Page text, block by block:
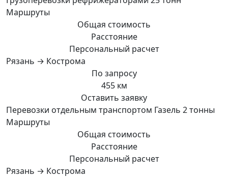
Маршруты
Общая стоимость
Расстояние
Персональный расчет
Рязань → Кострома
По запросу
455 км
Оставить заявку
Перевозки отдельным транспортом Газель 2 тонны
Маршруты
Общая стоимость
Расстояние
Персональный расчет
Рязань → Кострома